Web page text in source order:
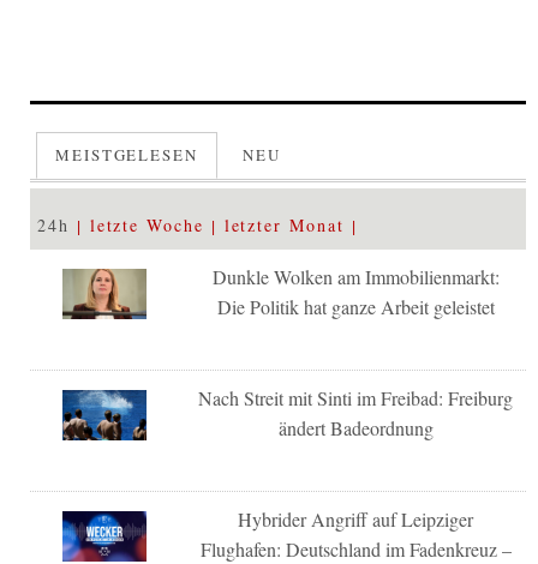
MEISTGELESEN NEU
24h letzte Woche letzter Monat
Dunkle Wolken am Immobilienmarkt:
Die Politik hat ganze Arbeit geleistet
Nach Streit mit Sinti im Freibad: Freiburg
ändert Badeordnung
Hybrider Angriff auf Leipziger
Flughafen: Deutschland im Fadenkreuz –